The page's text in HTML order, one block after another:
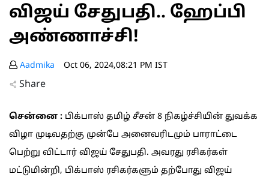
விஜய் சேதுபதி.. ஹேப்பி
அண்ணாச்சி!
Aadmika Oct 06, 2024,08:21 PM IST
Share
சென்னை : பிக்பாஸ் தமிழ் சீசன் 8 நிகழ்ச்சியின் துவக்க
விழா முடிவதற்கு முன்பே அனைவரிடமும் பாராட்டை
பெற்று விட்டார் விஜய் சேதுபதி. அவரது ரசிகர்கள்
மட்டுமின்றி, பிக்பாஸ் ரசிகர்களும் தற்போது விஜய்